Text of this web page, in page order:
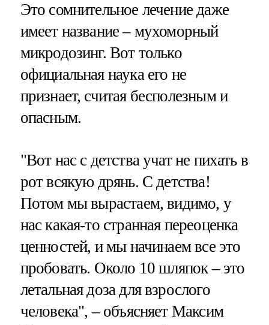
Это сомнительное лечение даже
имеет название – мухоморный
микродозинг. Вот только
официальная наука его не
признает, считая бесполезным и
опасным.
"Вот нас с детства учат не пихать в
рот всякую дрянь. С детства!
Потом мы вырастаем, видимо, у
нас какая-то странная переоценка
ценностей, и мы начинаем все это
пробовать. Около 10 шляпок – это
летальная доза для взрослого
человека", – объясняет Максим